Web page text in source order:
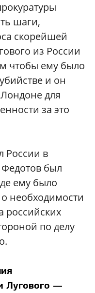
шаги,
скорейшей
из России
чтобы ему было
и он
для
за это
России в
был
ему было
необходимости
российских
по делу
Лугового —